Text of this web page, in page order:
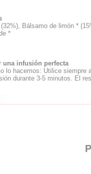
Bálsamo de limón *
*
una infusión perfecta
lo hacemos: Utilice siempre
durante 3-5 minutos. El